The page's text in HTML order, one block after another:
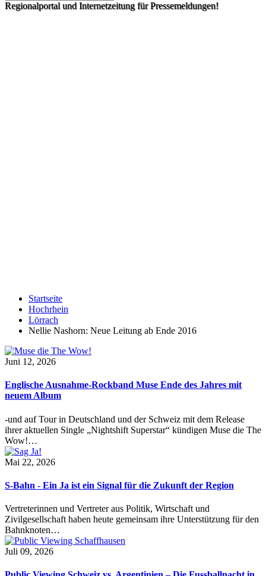
Regionalportal und Internetzeitung für Pressemeldungen!
Startseite
Hochrhein
Lörrach
Nellie Nashorn: Neue Leitung ab Ende 2016
Juni 12, 2026
Englische Ausnahme-Rockband Muse Ende des Jahres mit
neuem Album
-und auf Tour in Deutschland und der Schweiz mit dem Release
ihrer aktuellen Single „Nightshift Superstar“ kündigen Muse die The
Wow!…
Mai 22, 2026
S-Bahn - Ein Ja ist ein Signal für die Zukunft der Region
Vertreterinnen und Vertreter aus Politik, Wirtschaft und
Zivilgesellschaft haben heute gemeinsam ihre Unterstützung für den
Bahnknoten…
Juli 09, 2026